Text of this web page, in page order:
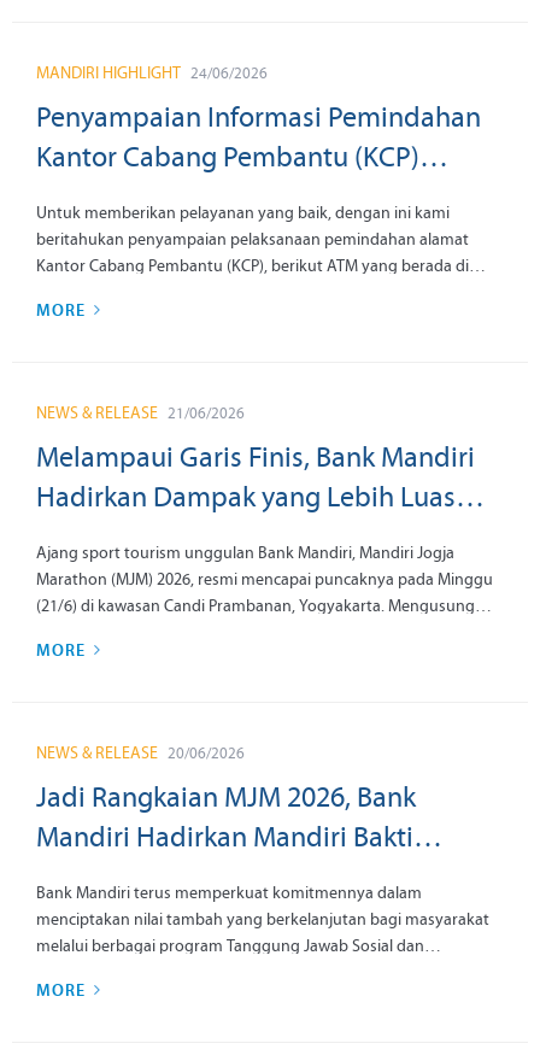
MANDIRI HIGHLIGHT 24/06/2026
Penyampaian Informasi Pemindahan
Kantor Cabang Pembantu (KCP)
Medan Bandara Kuala Namu,
Majalengka Talaga, Sidoarjo Sukodono
dan Medan Marindal tanggal 27 Juli
2026
Untuk memberikan pelayanan yang baik, dengan ini kami
beritahukan penyampaian pelaksanaan pemindahan alamat
Kantor Cabang Pembantu (KCP), berikut ATM yang berada di
MORE
NEWS & RELEASE 21/06/2026
Melampaui Garis Finis, Bank Mandiri
Hadirkan Dampak yang Lebih Luas
lewat Mandiri Jogja Marathon 2026
Ajang sport tourism unggulan Bank Mandiri, Mandiri Jogja
Marathon (MJM) 2026, resmi mencapai puncaknya pada Minggu
(21/6) di kawasan Candi Prambanan, Yogyakarta. Mengusung
pengalaman lari yang memadukan olahraga, budaya, pariwisata,
MORE
NEWS & RELEASE 20/06/2026
Jadi Rangkaian MJM 2026, Bank
Mandiri Hadirkan Mandiri Bakti
Kesehatan untuk Perluas Akses
Layanan Kesehatan dan Warisan
Budaya Yogyakarta
Bank Mandiri terus memperkuat komitmennya dalam
menciptakan nilai tambah yang berkelanjutan bagi masyarakat
melalui berbagai program Tanggung Jawab Sosial dan
Marathon (MJM) 2026 dan menyambut Hari Ulang Tahun (HUT)
MORE